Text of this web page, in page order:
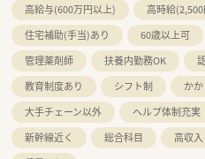
高給与(600万円以上)
高時給
住宅補助(手当)あり
60歳以上可
管理薬剤師
扶養内勤務OK
教育制度あり
シフト制 か
大手チェーン以外
ヘルプ体制充実
新幹線近く
総合科目 高収入